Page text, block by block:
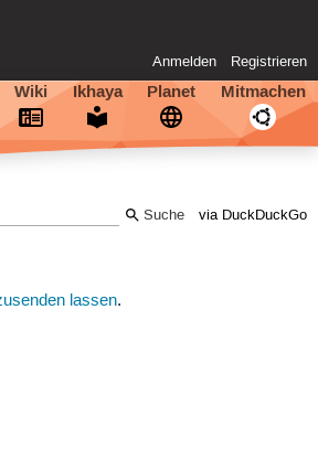
Anmelden Registrieren
Wiki Ikhaya Planet Mitmachen
via DuckDuckGo
lassen.